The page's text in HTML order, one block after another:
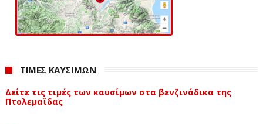
ΤΙΜΕΣ ΚΑΥΣΙΜΩΝ
Δείτε τις τιμές των καυσίμων στα βενζινάδικα της
Πτολεμαΐδας